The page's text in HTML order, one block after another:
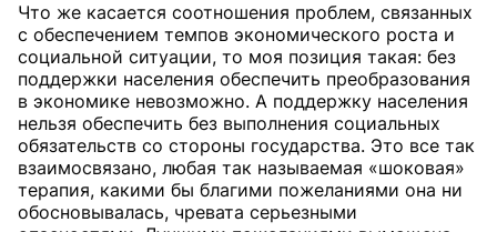
Что же касается соотношения проблем, связанных
с обеспечением темпов экономического роста и
социальной ситуации, то моя позиция такая: без
поддержки населения обеспечить преобразования
в экономике невозможно. А поддержку населения
нельзя обеспечить без выполнения социальных
обязательств со стороны государства. Это все так
взаимосвязано, любая так называемая «шоковая»
терапия, какими бы благими пожеланиями она ни
обосновывалась, чревата серьезными